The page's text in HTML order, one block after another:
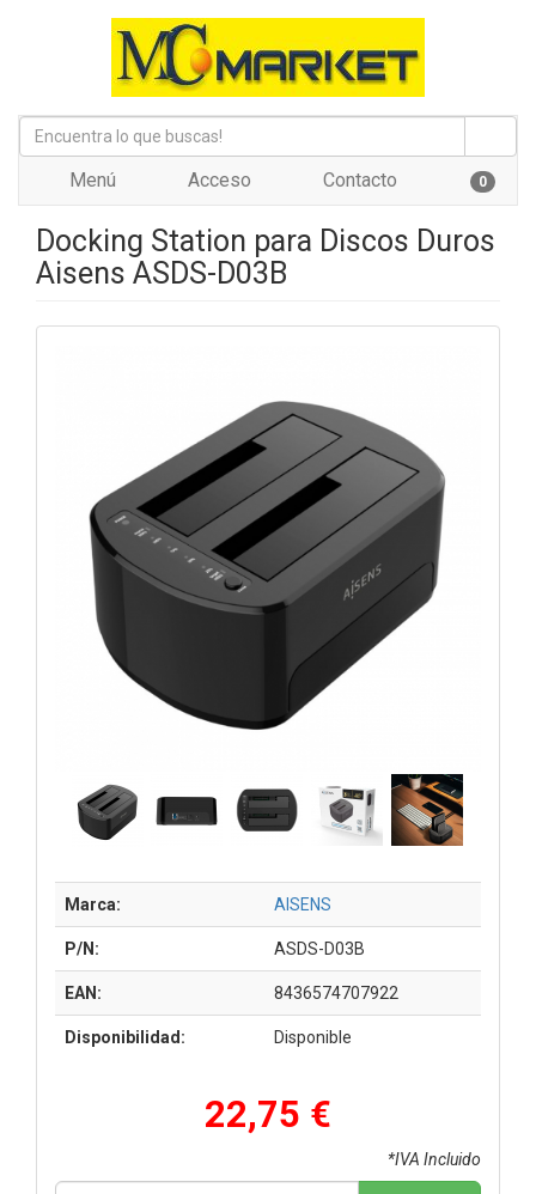
Menú Acceso Contacto 0
Docking Station para Discos Duros
Aisens ASDS-D03B
Marca: AISENS
P/N: ASDS-D03B
EAN: 8436574707922
Disponibilidad: Disponible
22,75 €
*IVA Incluido